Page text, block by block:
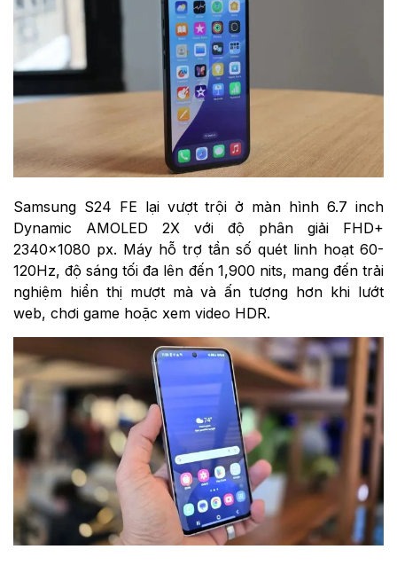
Samsung S24 FE lại vượt trội ở màn hình 6.7 inch
Dynamic AMOLED 2X với độ phân giải FHD+
2340×1080 px. Máy hỗ trợ tần số quét linh hoạt 60-
120Hz, độ sáng tối đa lên đến 1,900 nits, mang đến trải
nghiệm hiển thị mượt mà và ấn tượng hơn khi lướt
web, chơi game hoặc xem video HDR.